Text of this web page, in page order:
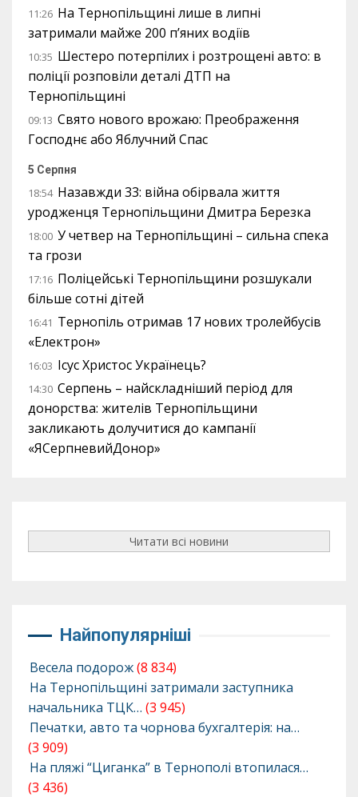
11:26 На Тернопільщині лише в липні
затримали майже 200 п’яних водіїв
10:35 Шестеро потерпілих і розтрощені авто: в
поліції розповіли деталі ДТП на
Тернопільщині
09:13 Свято нового врожаю: Преображення
Господнє або Яблучний Спас
5 Серпня
18:54 Назавжди 33: війна обірвала життя
уродженця Тернопільщини Дмитра Березка
18:00 У четвер на Тернопільщині – сильна спека
та грози
17:16 Поліцейські Тернопільщини розшукали
більше сотні дітей
16:41 Тернопіль отримав 17 нових тролейбусів
«Електрон»
16:03 Ісус Христос Українець?
14:30 Серпень – найскладніший період для
донорства: жителів Тернопільщини
закликають долучитися до кампанії
«ЯСерпневийДонор»
Читати всі новини
Найпопулярніші
Весела подорож(8 834)
На Тернопільщині затримали заступника
начальника ТЦК… (3 945)
Печатки, авто та чорнова бухгалтерія: на…
(3 909)
На пляжі “Циганка” в Тернополі втопилася…
(3 436)